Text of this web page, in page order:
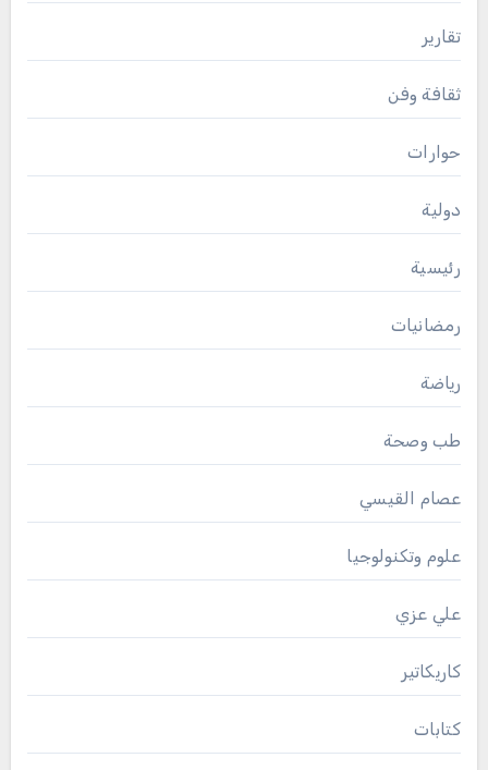
تقارير
ثقافة وفن
حوارات
دولية
رئيسية
رمضانيات
رياضة
طب وصحة
عصام القيسي
علوم وتكنولوجيا
علي عزي
كاريكاتير
كتابات